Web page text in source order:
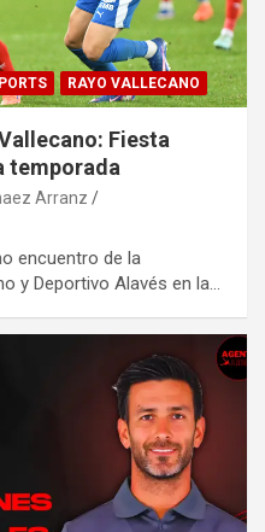
RAYO VALLECANO
Fiesta
temporada
Arranz
encuentro de la
y Deportivo Alavés en la…